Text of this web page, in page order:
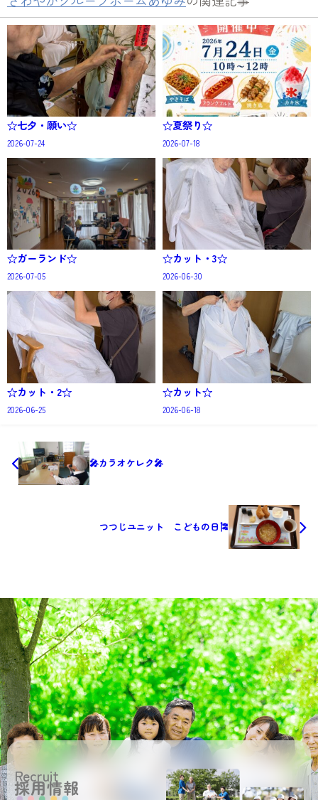
☆七夕・願い☆
2026-07-24
☆夏祭り☆
2026-07-18
☆ガーランド☆
2026-07-05
☆カット・3☆
2026-06-30
☆カット・2☆
2026-06-25
☆カット☆
2026-06-18
🎤カラオケレク🎤
つつじユニット こどもの日🎏
Recruit
採用情報